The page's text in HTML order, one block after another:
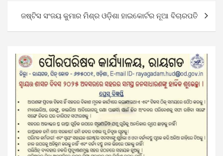
ଜଷ୍ଟିସ ସଂଜୟ କୁମାର ମିଶ୍ର ଓଡ଼ିଶା ହାଇକୋର୍ଟର ନୂଆ ବିଚାରପତି